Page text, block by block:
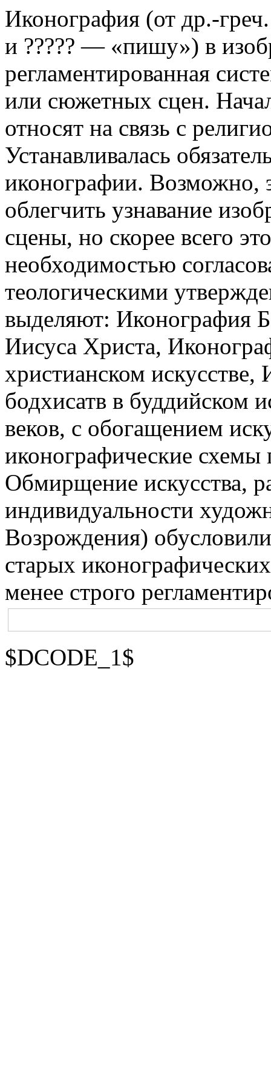
Иконография (от др.-
и ????? — «пишу») в
регламентированная
или сюжетных сцен.
относят на связь с
Устанавливалась
иконографии. Возможно,
облегчить узнавание
сцены, но скорее всего
необходимостью
теологическими
выделяют: Иконография
Иисуса Христа,
христианском
бодхисатв в буддийском
веков, с обогащением
иконографические схемы
Обмирщение искусства,
индивидуальности
Возрождения)
старых
менее строго
$DCODE_1$